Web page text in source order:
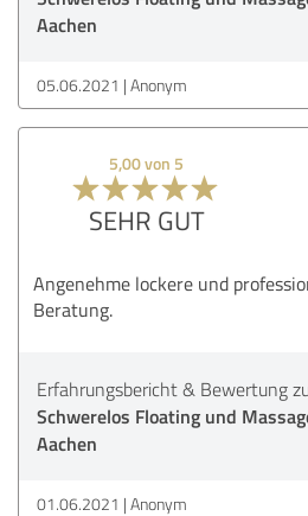
Aachen
05.06.2021 Anonym
5,00 von 5
SEHR GUT
Angenehme lockere und
Beratung.
Erfahrungsbericht & Bewertung
Schwerelos Floating und
Aachen
01.06.2021 Anonym